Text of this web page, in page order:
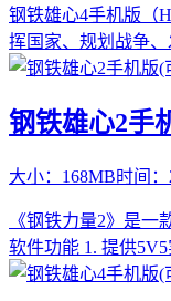
钢铁雄心4手机版（
挥国家、规划战争
钢铁雄心2手
大小： 168MB时间：
《钢铁力量2》是
软件功能 1. 提供